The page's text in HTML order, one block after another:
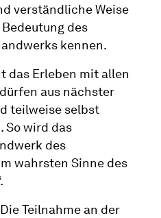
verständliche Weise
des
kennen.
das Erleben mit allen
aus nächster
teilweise selbst
So wird das
des
wahrsten Sinne des
Teilnahme an der